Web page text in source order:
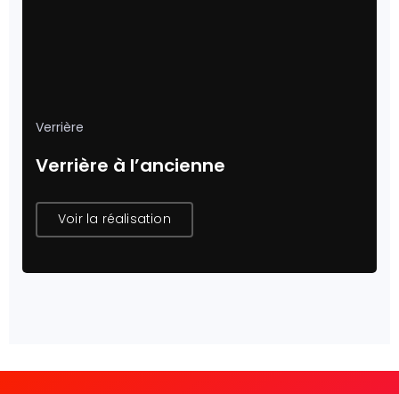
Verrière
Verrière à l’ancienne
Voir la réalisation